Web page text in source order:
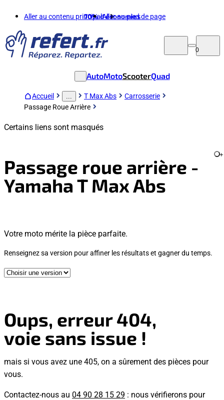
Aller au contenu principalAller au pied de page
70%d'économies
0
AutoMotoScooterQuad
Accueil T Max Abs
Carrosserie
Passage Roue Arrière
Certains liens sont masqués
Passage roue arrière -
Yamaha T Max Abs
+
Votre moto mérite la pièce parfaite.
Renseignez sa version pour affiner les résultats et gagner du temps.
Oups, erreur 404,
voie sans issue !
mais si vous avez une 405, on a sûrement des pièces pour
vous.
Contactez-nous au 04 90 28 15 29 : nous vérifierons pour